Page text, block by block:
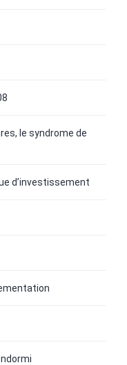
le syndrome de
d’investissement